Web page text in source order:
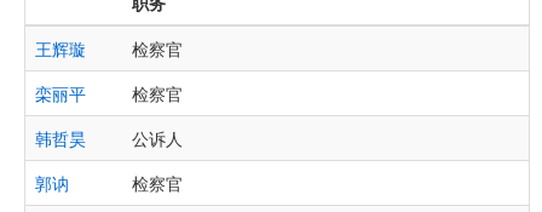
王辉璇
检察官
栾丽平
检察官
韩哲昊
公诉人
郭讷
检察官